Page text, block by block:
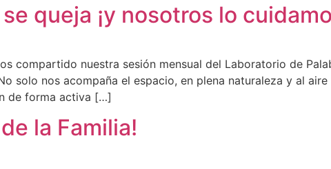
queja ¡y nosotros lo
compartido nuestra sesión mensual del Laboratorio de
solo nos acompaña el espacio, en plena naturaleza y al
de forma activa […]
la Familia!